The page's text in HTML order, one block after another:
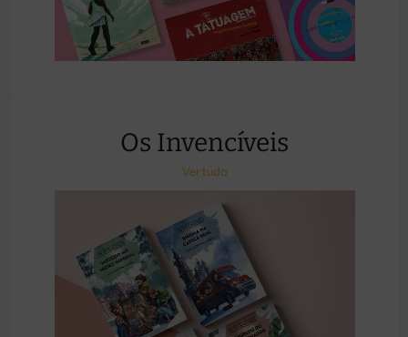
Os Invencíveis
Ver tudo